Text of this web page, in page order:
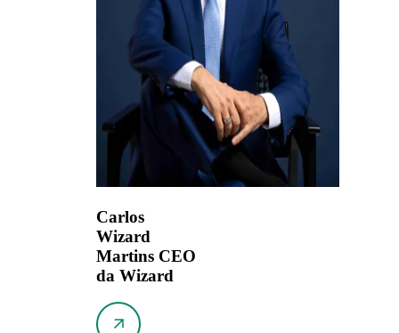
Carlos
Wizard
Martins CEO
da Wizard